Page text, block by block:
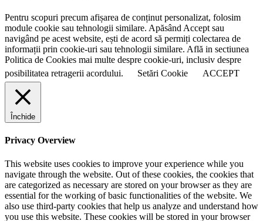
Pentru scopuri precum afișarea de conținut personalizat, folosim
module cookie sau tehnologii similare. Apăsând Accept sau
navigând pe acest website, ești de acord să permiți colectarea de
informații prin cookie-uri sau tehnologii similare. Află in sectiunea
Politica de Cookies mai multe despre cookie-uri, inclusiv despre
posibilitatea retragerii acordului.
Setări Cookie ACCEPT
Închide
Privacy Overview
This website uses cookies to improve your experience while you
navigate through the website. Out of these cookies, the cookies that
are categorized as necessary are stored on your browser as they are
essential for the working of basic functionalities of the website. We
also use third-party cookies that help us analyze and understand how
you use this website. These cookies will be stored in your browser